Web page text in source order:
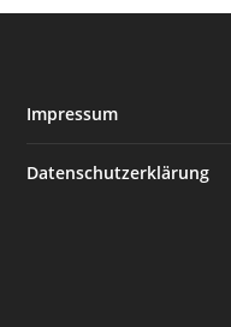
Impressum
Datenschutzerklärung